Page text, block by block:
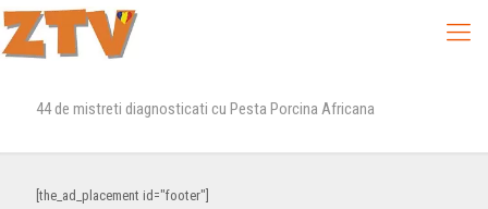
44 de mistreti diagnosticati cu Pesta Porcina Africana
[the_ad_placement id="footer"]